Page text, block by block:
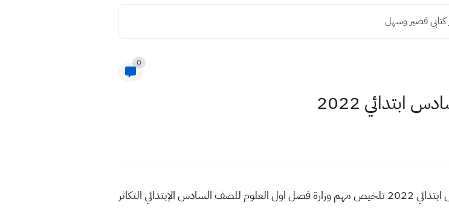
كتابي قصير وسهل
0
2022
الفصل الاول العلوم اوراق ملخص فصل اول علوم صف سادس ابتدائي 2022 تلخيص مهم وزارة فصل اول العلوم للصف السادس الإبتدائي التكاثر